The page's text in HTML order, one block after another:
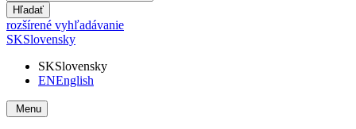
Hľadať
rozšírené vyhľadávanie
SKSlovensky
SKSlovensky
ENEnglish
Menu